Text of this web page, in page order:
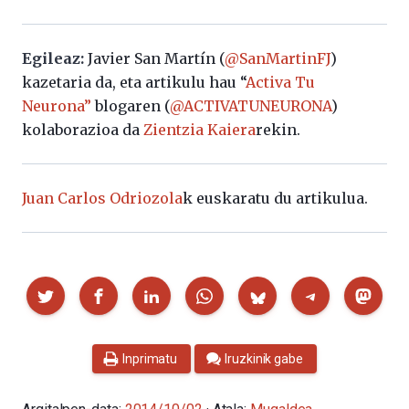
Egileaz: Javier San Martín (@SanMartinFJ)
kazetaria da, eta artikulu hau “Activa Tu
Neurona” blogaren (@ACTIVATUNEURONA)
kolaborazioa da Zientzia Kaierarekin.
Juan Carlos Odriozolak euskaratu du artikulua.
Partekatu
Inprimatu Iruzkinik gabe